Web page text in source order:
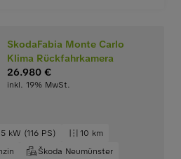
SkodaFabia Monte Carlo
Klima Rückfahrkamera
26.980 €
inkl. 19% MwSt.
kW (116 PS)
10 km
Škoda Neumünster